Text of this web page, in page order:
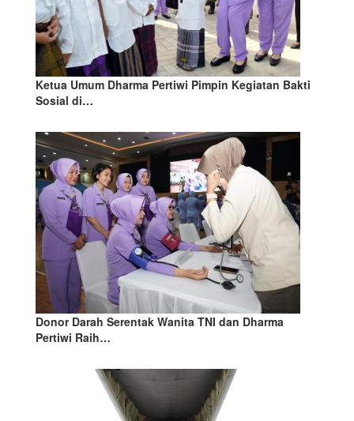
Ketua Umum Dharma Pertiwi Pimpin Kegiatan Bakti
Sosial di…
Donor Darah Serentak Wanita TNI dan Dharma
Pertiwi Raih…